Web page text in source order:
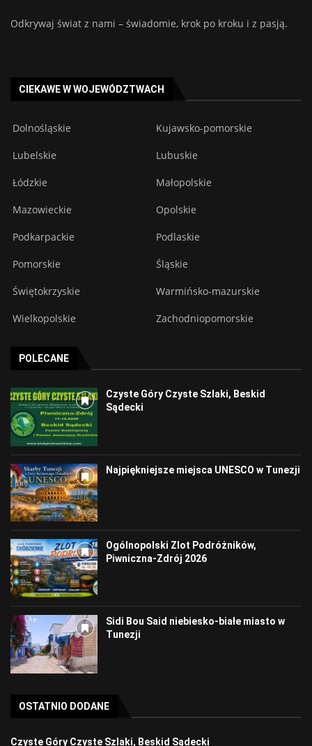
Odkrywaj świat z nami – świadomie, krok po kroku i z pasją.
CIEKAWE W WOJEWÓDZTWACH
Dolnośląskie Kujawsko-pomorskie
Lubelskie Lubuskie
Łódzkie Małopolskie
Mazowieckie Opolskie
Podkarpackie Podlaskie
Pomorskie Śląskie
Świętokrzyskie Warmińsko-mazurskie
Wielkopolskie Zachodniopomorskie
POLECANE
Czyste Góry Czyste Szlaki, Beskid
Sądecki
Najpiękniejsze miejsca UNESCO w Tunezji
Ogólnopolski Zlot Podróżników,
Piwniczna-Zdrój 2026
Sidi Bou Said niebiesko-białe miasto w
Tunezji
OSTATNIO DODANE
Czyste Góry Czyste Szlaki, Beskid Sądecki